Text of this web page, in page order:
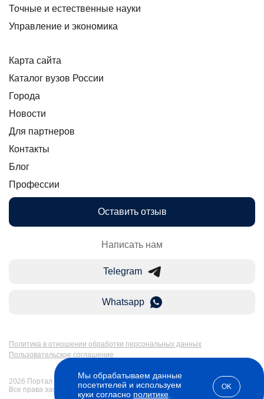
Точные и естественные науки
Управление и экономика
Карта сайта
Каталог вузов России
Города
Новости
Для партнеров
Контакты
Блог
Профессии
Оставить отзыв
Написать нам
Telegram
Whatsapp
Политика в отношении обработки персональных данных
Пользовательское соглашение
2026 Портал Бакалавр-Магистр: дистанционное образование в России.
Все права защищены
Мы обрабатываем данные
посетителей и используем
куки согласно политике
OK